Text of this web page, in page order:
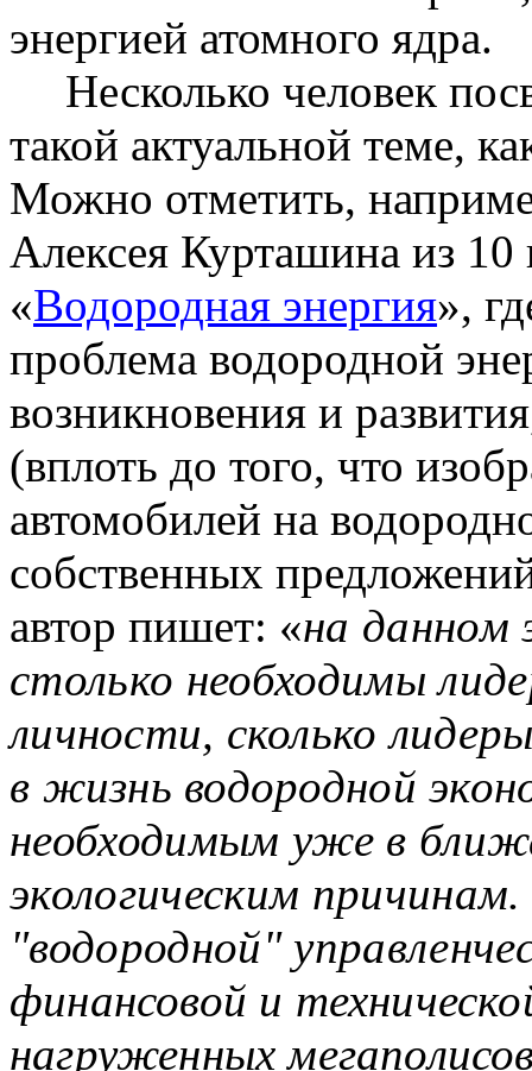
энергией атомного ядра.
Несколько человек
такой актуальной теме,
Можно отметить,
Алексея Курташина из 10
«Водородная энергия»,
проблема водородной
возникновения и
(вплоть до того, что
автомобилей на
собственных
автор пишет: «на данном
столько необходимы
личности, сколько
в жизнь водородной
необходимым уже в
экологическим
"водородной"
финансовой и
нагруженных